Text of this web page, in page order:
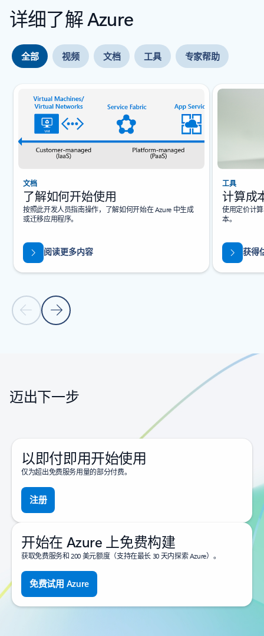
详细了解 Azure
全部 视频 文档 工具 专家帮助
幻灯片 {0} {1} 指示器
上一张幻灯片下一张幻灯片
文档
了解如何开始使用
按照此开发人员指南操作，了解如何开始在 Azure 中生成
或迁移应用程序。
阅读更多内容
工具
计算成
使用定价计
本。
获得
迈出下一步
以即付即用开始使用
仅为超出免费服务用量的部分付费。
注册
开始在 Azure 上免费构建
获取免费服务和 200 美元额度（支持在最长 30 天内探索 Azure）。
免费试用 Azure